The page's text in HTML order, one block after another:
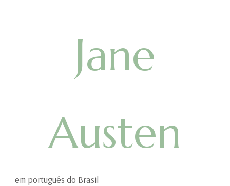
Jane
Austen
em português do Brasil